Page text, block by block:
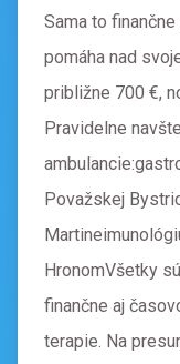
Sama to
pomáha nad
približne 700 €,
Pravidelne
Považskej
HronomVšetky
finančne aj
terapie. Na